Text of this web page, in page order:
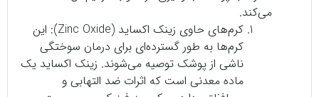
می‌کند.
کرم‌های حاوی زینک اکساید (Zinc Oxide): این
کرم‌ها به طور گسترده‌ای برای درمان سوختگی
ناشی از پوشک توصیه می‌شوند. زینک اکساید یک
ماده معدنی است که اثرات ضد التهابی و